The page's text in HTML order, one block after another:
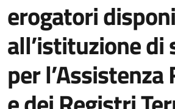
erogatori
all’istituzione
per